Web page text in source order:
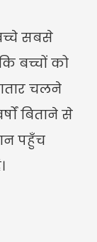
सबसे
बच्चों को
चलने
बिताने से
पहुँच